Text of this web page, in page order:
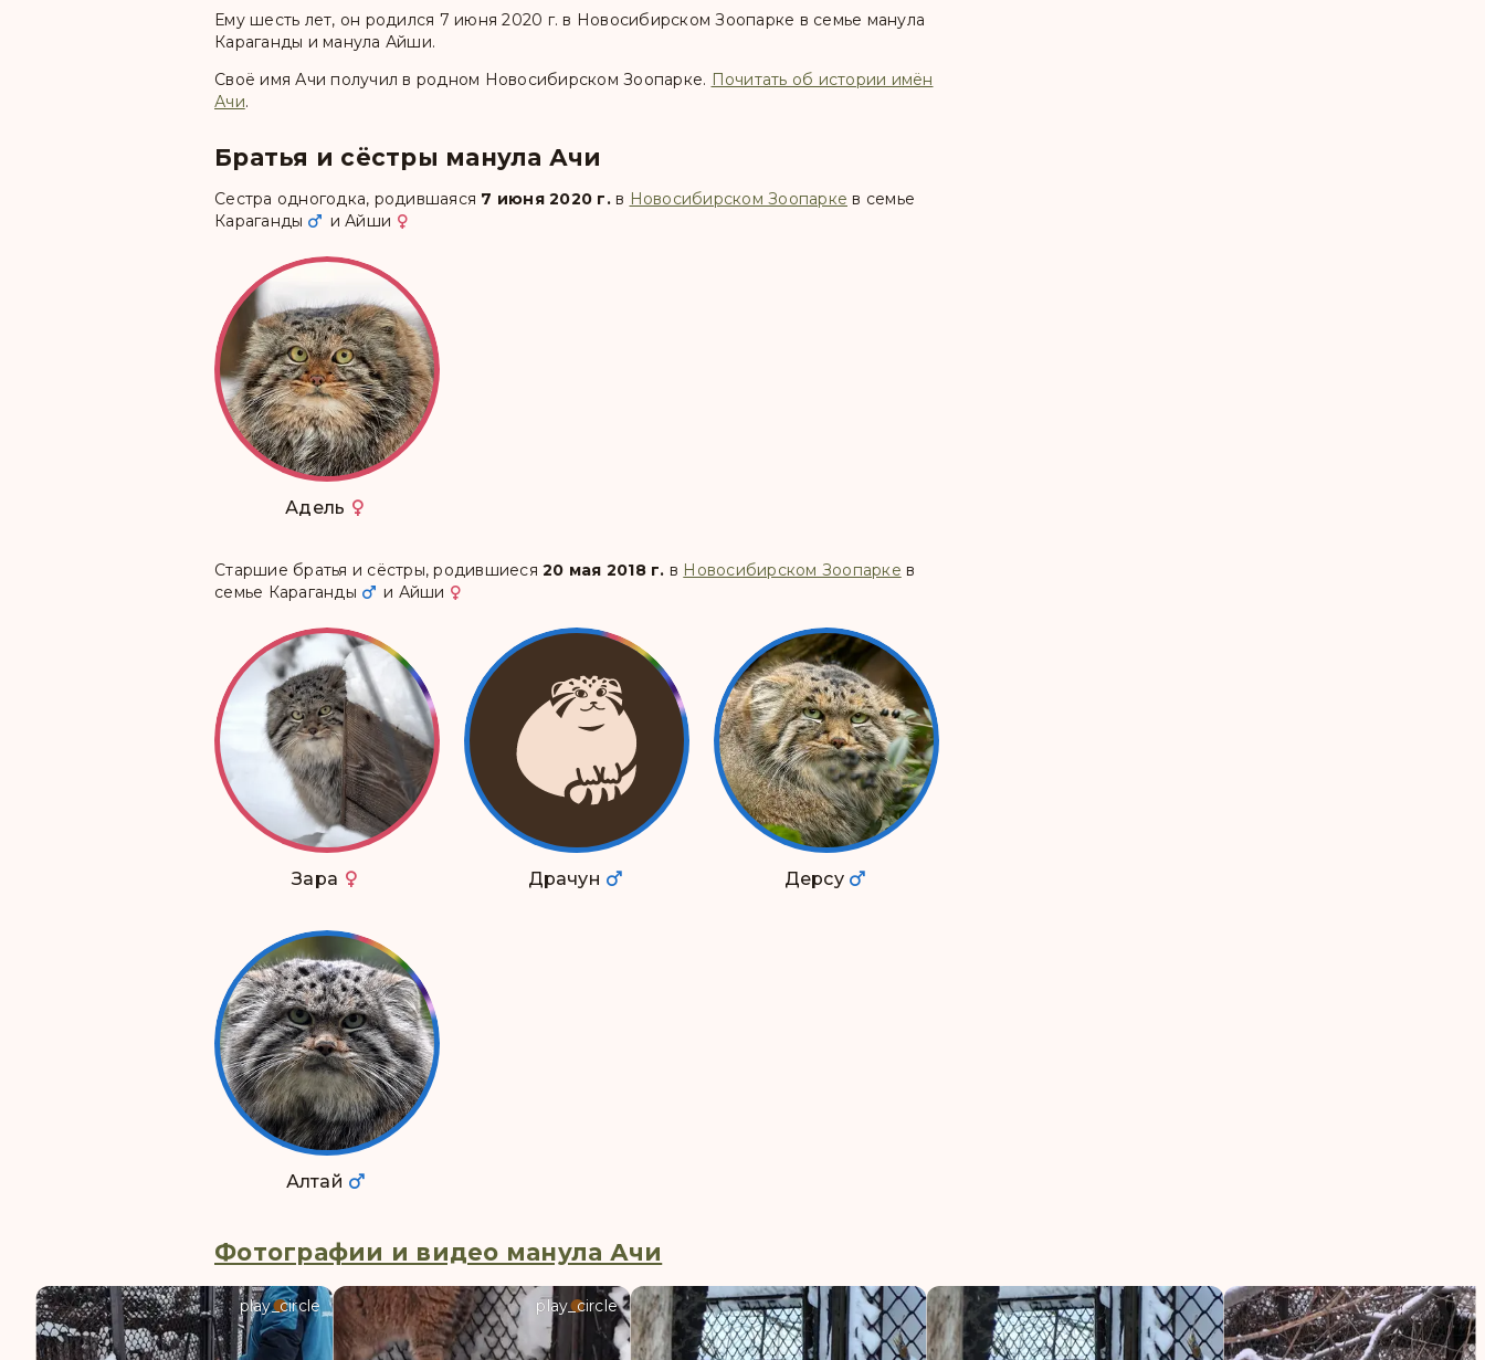
Ему шесть лет, он родился 7 июня 2020 г. в Новосибирском Зоопарке в семье манула
Караганды и манула Айши.
Своё имя Ачи получил в родном Новосибирском Зоопарке. Почитать об истории имён
Ачи.
Братья и сёстры манула Ачи
Сестра одногодка, родившаяся 7 июня 2020 г.в Новосибирском Зоопарке в семье
Караганды
иАйши
Адель
Старшие братья и сёстры, родившиеся 20 мая 2018 г. в Новосибирском Зоопарке в
семье Караганды и Айши
Зара Драчун Дерсу
Алтай
Фотографии и видео манула Ачи
play_circle play_circle